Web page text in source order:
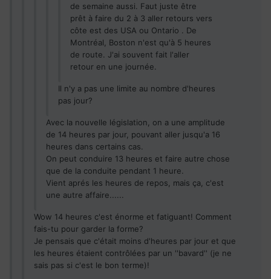
de semaine aussi. Faut juste être
prêt à faire du 2 à 3 aller retours vers
côte est des USA ou Ontario . De
Montréal, Boston n'est qu'à 5 heures
de route. J'ai souvent fait l'aller
retour en une journée.
Il n'y a pas une limite au nombre d'heures
pas jour?
Avec la nouvelle législation, on a une amplitude
de 14 heures par jour, pouvant aller jusqu'a 16
heures dans certains cas.
On peut conduire 13 heures et faire autre chose
que de la conduite pendant 1 heure.
Vient aprés les heures de repos, mais ça, c'est
une autre affaire......
Wow 14 heures c'est énorme et fatiguant! Comment
fais-tu pour garder la forme?
Je pensais que c'était moins d'heures par jour et que
les heures étaient contrôlées par un ''bavard'' (je ne
sais pas si c'est le bon terme)!